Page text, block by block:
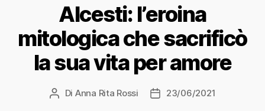
Alcesti: l’eroina
mitologica che sacrificò
la sua vita per amore
Autore
Di Anna Rita Rossi
Data23/06/2021